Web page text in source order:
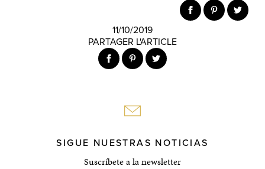
11/10/2019
PARTAGER L'ARTICLE
SIGUE NUESTRAS NOTICIAS
Suscríbete a la newsletter